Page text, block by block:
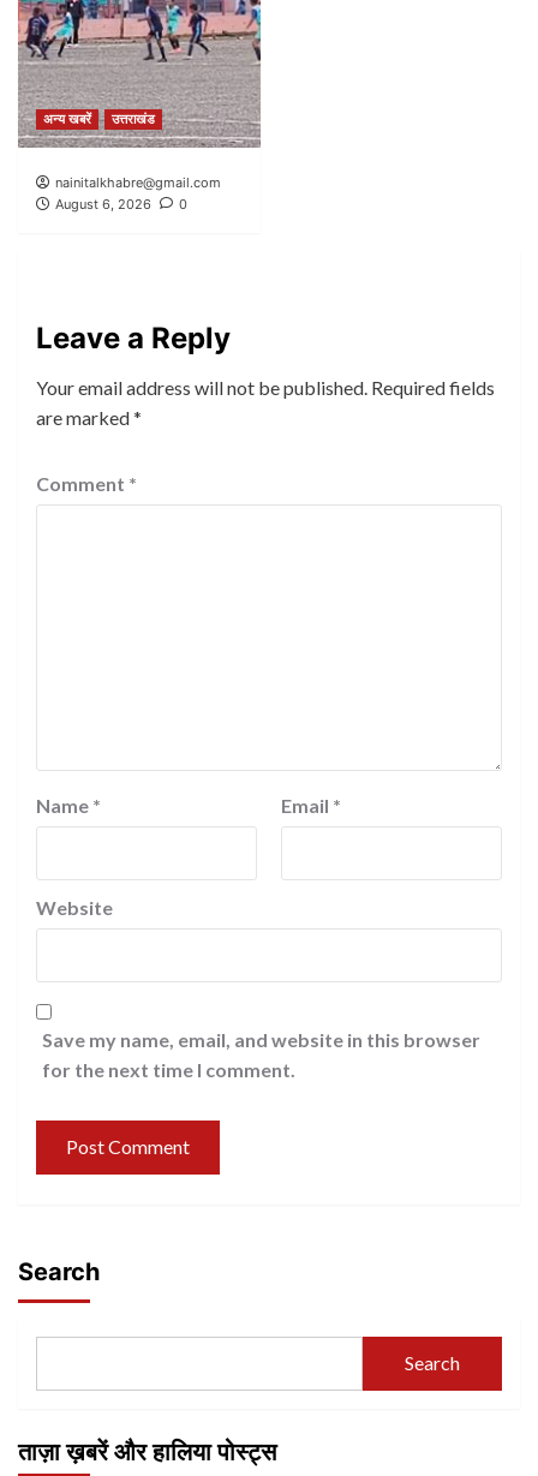
अन्य खबरें उत्तराखंड
nainitalkhabre@gmail.com
August 6, 2026
0
Leave a Reply
Your email address will not be published. Required fields
are marked*
Comment *
Name * Email *
Website
Save my name, email, and website in this browser
for the next time I comment.
Search
Search
ताज़ा ख़बरें और हालिया पोस्ट्स